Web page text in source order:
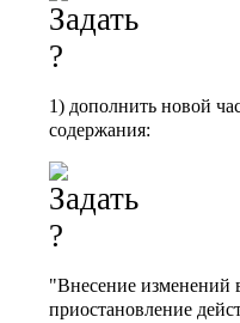
1) дополнить новой
содержания:
"Внесение изменений
приостановление